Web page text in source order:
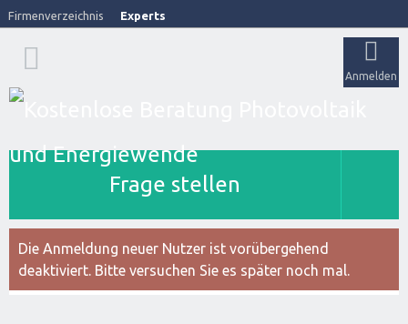
Firmenverzeichnis Experts
Anmelden
Frage stellen
Die Anmeldung neuer Nutzer ist vorübergehend
deaktiviert. Bitte versuchen Sie es später noch mal.